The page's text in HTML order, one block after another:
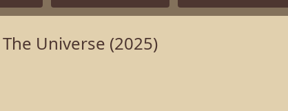
Universe (2025)